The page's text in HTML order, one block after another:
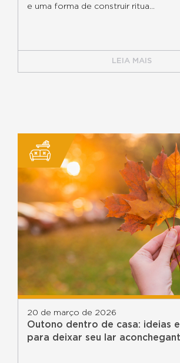
e uma forma de construir ritua...
LEIA MAIS
20 de março de 2026
Outono dentro de casa: ideias
para deixar seu lar